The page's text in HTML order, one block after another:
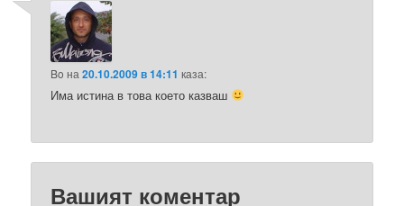
Bo на20.10.2009 в 14:11 каза:
Има истина в това което казваш
Вашият коментар